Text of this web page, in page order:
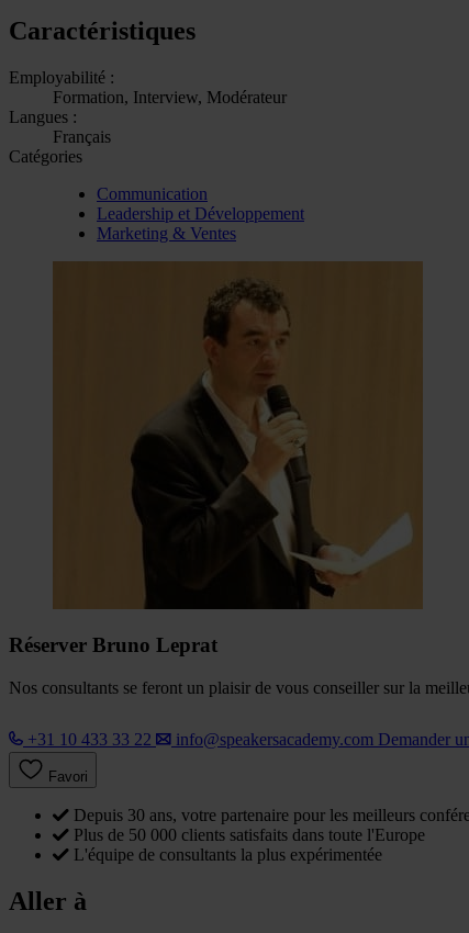
Caractéristiques
Employabilité :
Formation, Interview, Modérateur
Langues :
Français
Catégories
Communication
Leadership et Développement
Marketing & Ventes
Réserver Bruno Leprat
Nos consultants se feront un plaisir de vous conseiller sur la
+31 10 433 33 22 info@speakersacademy.com Demander
Favori
Depuis 30 ans, votre partenaire pour les meilleurs
Plus de 50 000 clients satisfaits dans toute l'Europe
L'équipe de consultants la plus expérimentée
Aller à